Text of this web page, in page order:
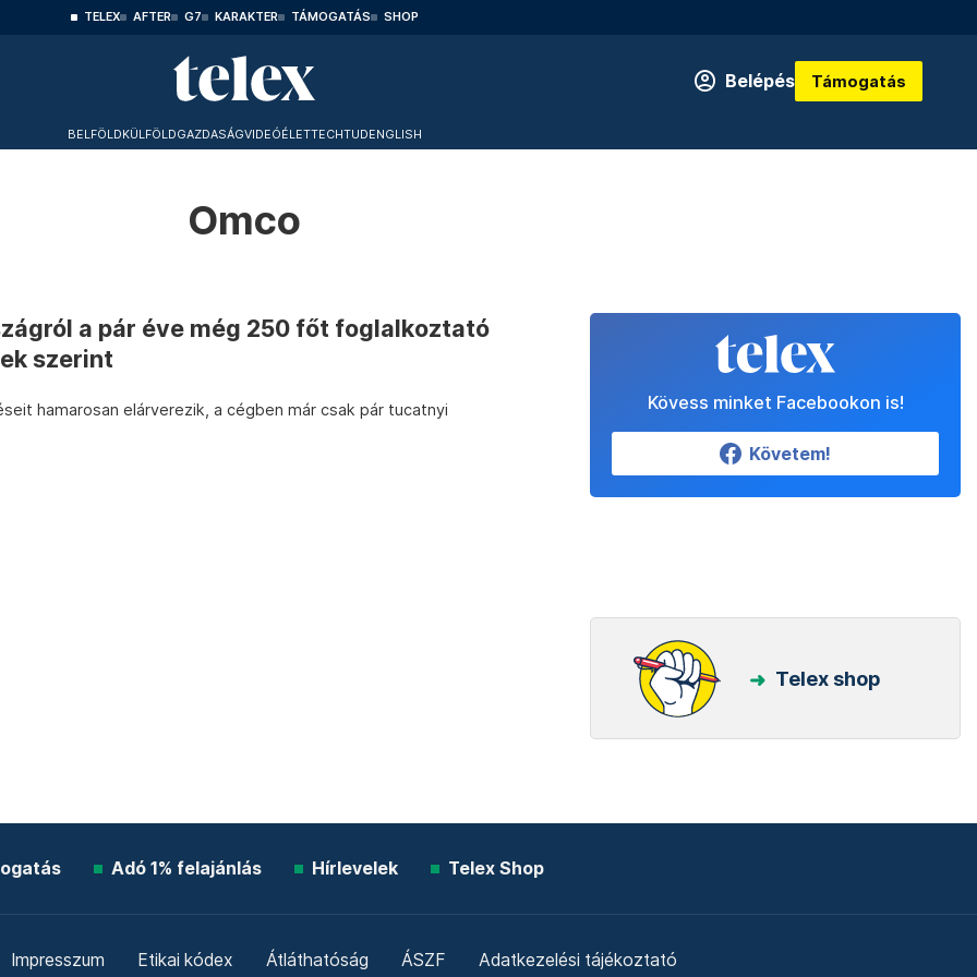
TELEX AFTER G7 KARAKTER TÁMOGATÁS SHOP
Belépés Támogatás
BELFÖLDKÜLFÖLDGAZDASÁGVIDEÓÉLETTECHTUDENGLISH
Omco
a pár éve még 250 főt foglalkoztató
szerint
hamarosan elárverezik, a cégben már csak pár tucatnyi
Kövess minket Facebookon is!
Követem!
Telex shop
Adó 1% felajánlás Hírlevelek Telex Shop
Impresszum Etikai kódex Átláthatóság ÁSZF Adatkezelési tájékoztató